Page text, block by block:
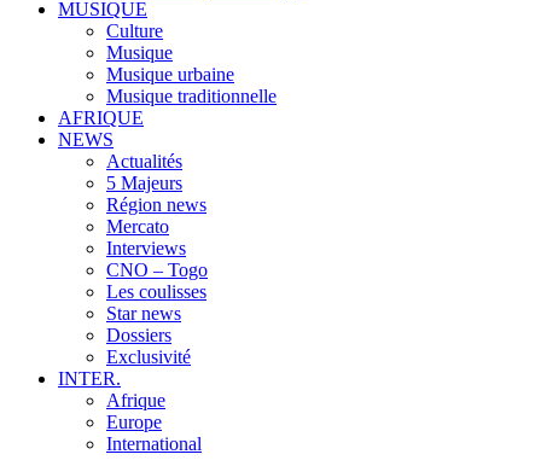
MUSIQUE
Culture
Musique
Musique urbaine
Musique traditionnelle
AFRIQUE
NEWS
Actualités
5 Majeurs
Région news
Mercato
Interviews
CNO – Togo
Les coulisses
Star news
Dossiers
Exclusivité
INTER.
Afrique
Europe
International